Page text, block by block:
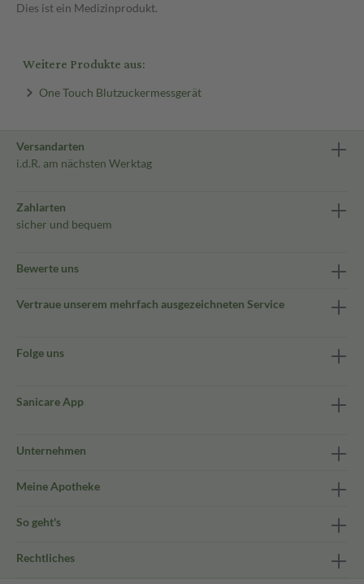
Dies ist ein Medizinprodukt.
Weitere Produkte aus:
One Touch Blutzuckermessgerät
Versandarten
i.d.R. am nächsten Werktag
Zahlarten
sicher und bequem
Bewerte uns
Vertraue unserem mehrfach ausgezeichneten Service
Folge uns
Sanicare App
Unternehmen
Meine Apotheke
So geht's
Rechtliches